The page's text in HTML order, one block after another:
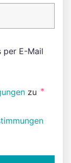
per E-Mail
zu *